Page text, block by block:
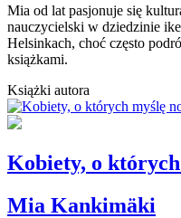
Mia od lat pasjonuje się
nauczycielski w dziedzinie
Helsinkach, choć często
książkami.
Książki autora
Kobiety, o
Mia Kankimäki